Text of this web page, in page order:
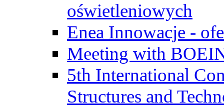
oświetleniowych
Enea Innowacje -
Meeting with
5th International
Structures and